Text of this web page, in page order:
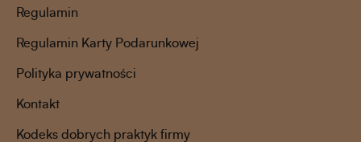
Regulamin
Regulamin Karty Podarunkowej
Polityka prywatności
Kontakt
Kodeks dobrych praktyk firmy